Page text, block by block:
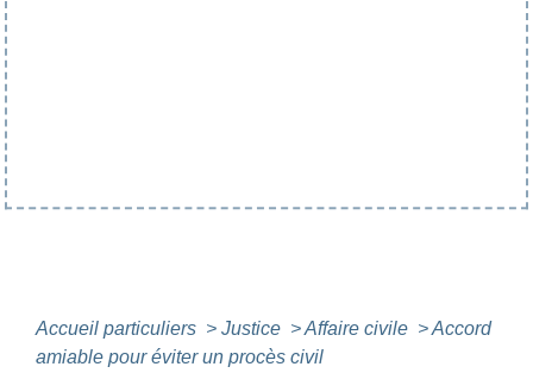
Accueil particuliers > Justice >Affaire civile >Accord
amiable pour éviter un procès civil